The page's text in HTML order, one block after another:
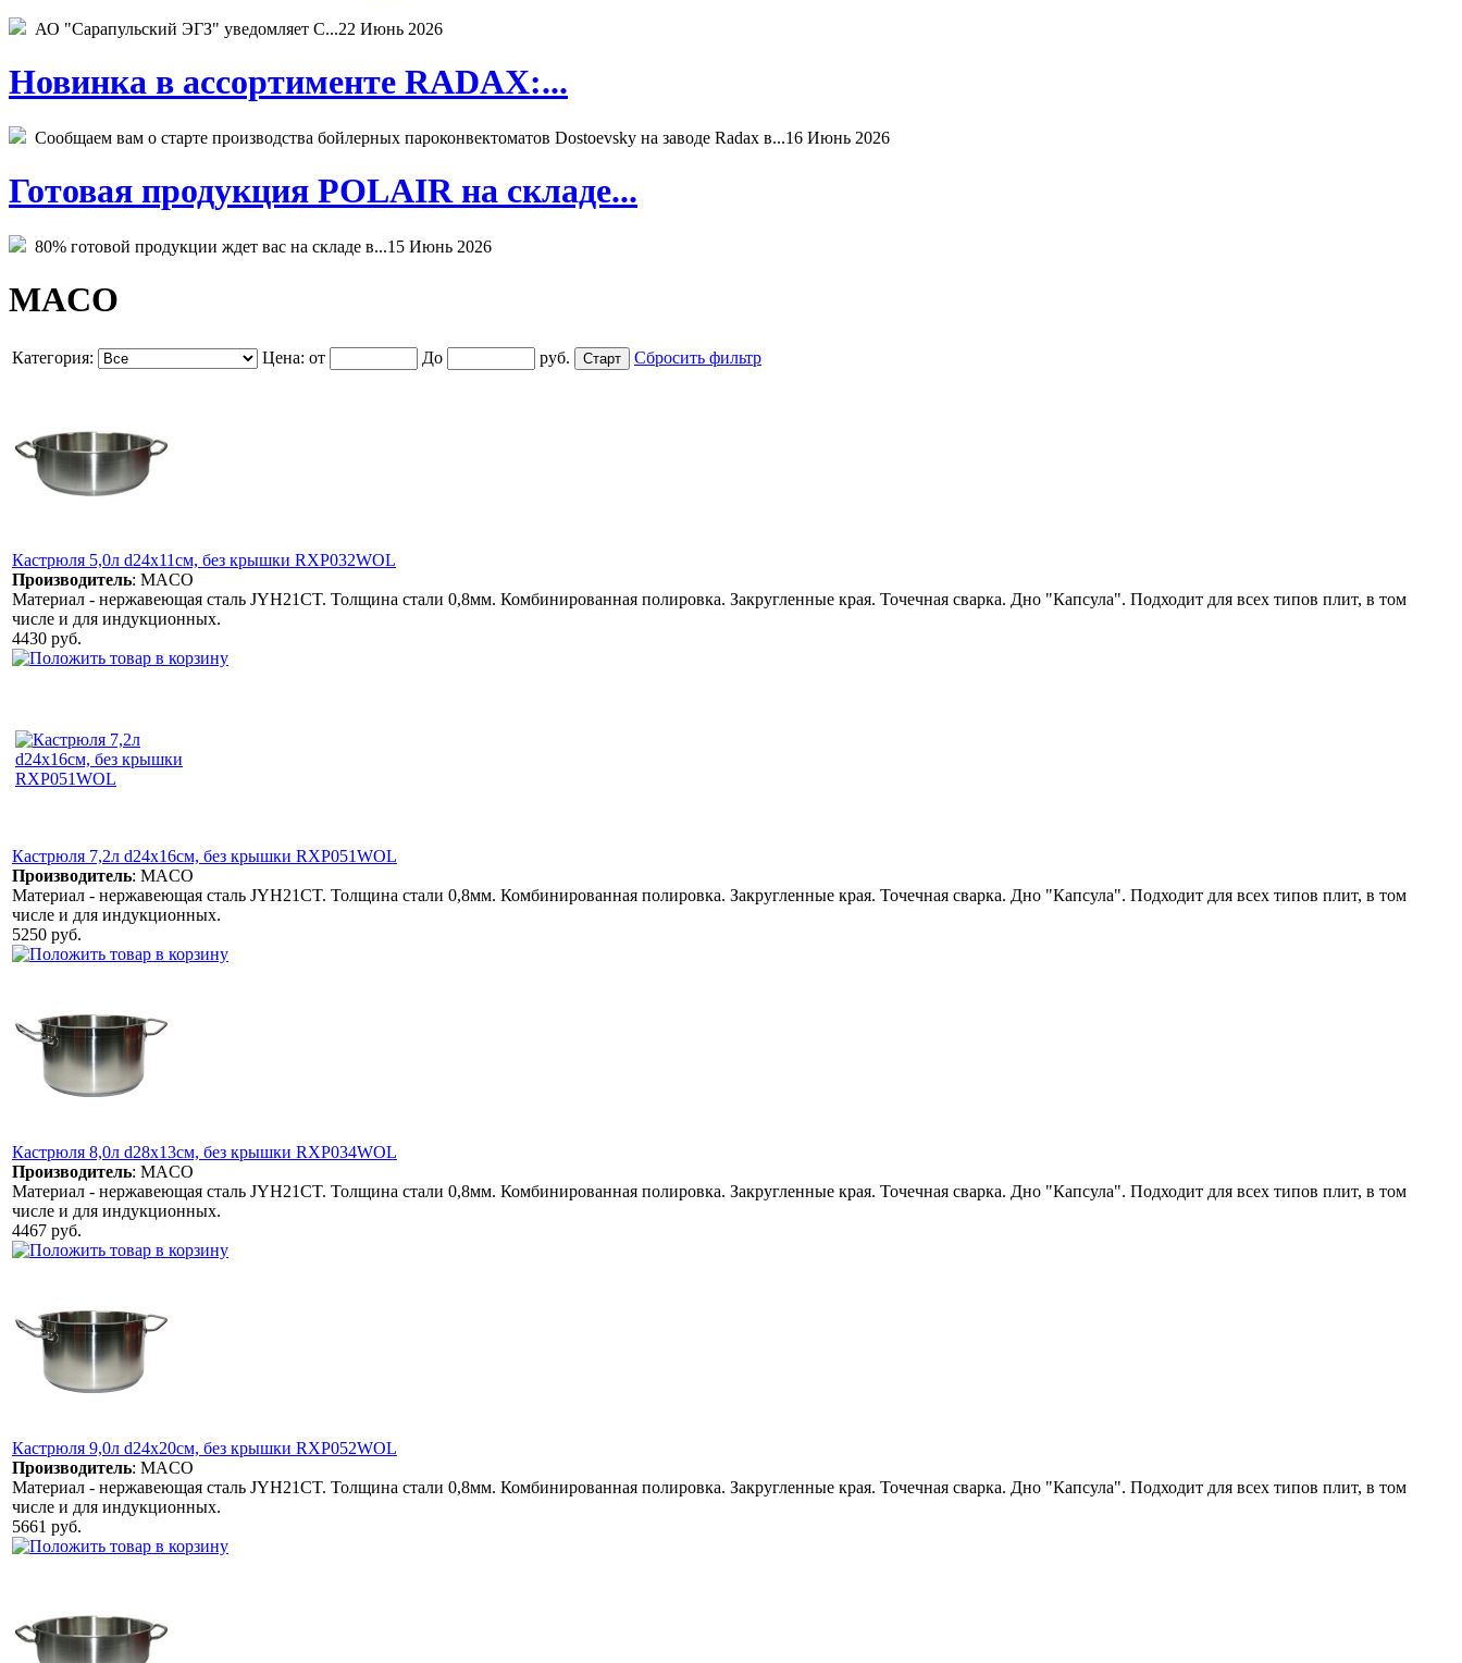
АО "Сарапульский ЭГЗ" уведомляет С...22 Июнь 2026
Новинка в ассортименте RADAX:...
Сообщаем вам о старте производства бойлерных пароконвектоматов Dostoevsky на заводе Radax в...16 Июнь 2026
Готовая продукция POLAIR на складе...
80% готовой продукции ждет вас на складе в...15 Июнь 2026
MACO
Категория: Цена: от До руб. Сбросить фильтр
Кастрюля 5,0л d24х11см, без крышки RXP032WOL
Производитель: MACO
Материал - нержавеющая сталь JYH21CT. Толщина стали 0,8мм. Комбинированная полировка. Закругленные края. Точечная сварка. Дно "Капсула". Подходит для всех типов плит, в том
числе и для индукционных.
4430 руб.
Кастрюля 7,2л d24х16см, без крышки RXP051WOL
Производитель: MACO
Материал - нержавеющая сталь JYH21CT. Толщина стали 0,8мм. Комбинированная полировка. Закругленные края. Точечная сварка. Дно "Капсула". Подходит для всех типов плит, в том
числе и для индукционных.
5250 руб.
Кастрюля 8,0л d28х13см, без крышки RXP034WOL
Производитель: MACO
Материал - нержавеющая сталь JYH21CT. Толщина стали 0,8мм. Комбинированная полировка. Закругленные края. Точечная сварка. Дно "Капсула". Подходит для всех типов плит, в том
числе и для индукционных.
4467 руб.
Кастрюля 9,0л d24х20см, без крышки RXP052WOL
Производитель: MACO
Материал - нержавеющая сталь JYH21CT. Толщина стали 0,8мм. Комбинированная полировка. Закругленные края. Точечная сварка. Дно "Капсула". Подходит для всех типов плит, в том
числе и для индукционных.
5661 руб.